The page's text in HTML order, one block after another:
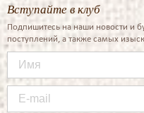
Вступайте в клуб
Подпишитесь на наши новости и
поступлений, а также самых